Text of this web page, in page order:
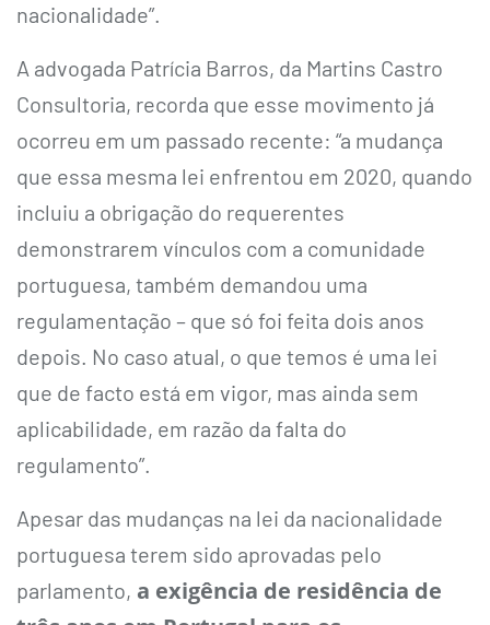
nacionalidade”.
A advogada Patrícia Barros, da Martins Castro
Consultoria, recorda que esse movimento já
ocorreu em um passado recente: “a mudança
que essa mesma lei enfrentou em 2020, quando
incluiu a obrigação do requerentes
demonstrarem vínculos com a comunidade
portuguesa, também demandou uma
regulamentação – que só foi feita dois anos
depois. No caso atual, o que temos é uma lei
que de facto está em vigor, mas ainda sem
aplicabilidade, em razão da falta do
regulamento”.
Apesar das mudanças na lei da nacionalidade
portuguesa terem sido aprovadas pelo
parlamento, a exigência de residência de